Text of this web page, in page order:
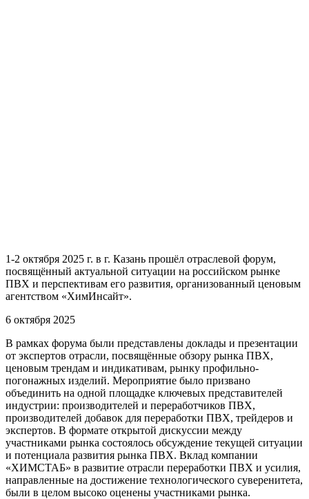
1-2 октября 2025 г. в г. Казань прошёл отраслевой форум,
посвящённый актуальной ситуации на российском рынке
ПВХ и перспективам его развития, организованный ценовым
агентством «ХимИнсайт».
6 октября 2025
В рамках форума были представлены доклады и презентации
от экспертов отрасли, посвящённые обзору рынка ПВХ,
ценовым трендам и индикативам, рынку профильно-
погонажных изделий. Мероприятие было призвано
объединить на одной площадке ключевых представителей
индустрии: производителей и переработчиков ПВХ,
производителей добавок для переработки ПВХ, трейдеров и
экспертов. В формате открытой дискуссии между
участниками рынка состоялось обсуждение текущей ситуации
и потенциала развития рынка ПВХ. Вклад компании
«ХИМСТАБ» в развитие отрасли переработки ПВХ и усилия,
направленные на достижение технологического суверенитета,
были в целом высоко оценены участниками рынка.